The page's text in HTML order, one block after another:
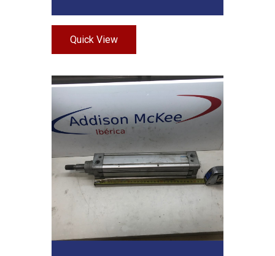
Quick View
Leer Más